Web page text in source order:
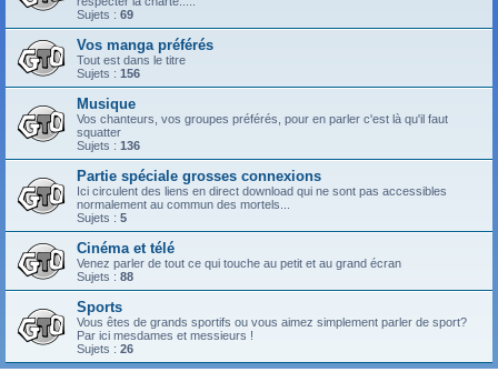
Sujets : 69
Vos manga préférés
Tout est dans le titre
Sujets : 156
Musique
Vos chanteurs, vos groupes préférés, pour en parler c'est là qu'il faut
squatter
Sujets : 136
Partie spéciale grosses connexions
Ici circulent des liens en direct download qui ne sont pas accessibles
normalement au commun des mortels...
Sujets : 5
Cinéma et télé
Venez parler de tout ce qui touche au petit et au grand écran
Sujets : 88
Sports
Vous êtes de grands sportifs ou vous aimez simplement parler de sport?
Par ici mesdames et messieurs !
Sujets : 26